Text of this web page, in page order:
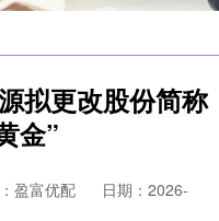
拟更改股份简称
金”
盈富优配
日期：2026-